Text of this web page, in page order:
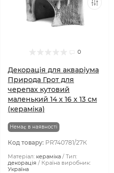
0
Декорація для акваріума
Природа Грот для
черепах кутовий
маленький 14 x 16 x 13 см
(кераміка)
Немає в наявності
Код товару: PR740781/27К
Матеріал: кераміка
Тип:
декорація
Країна виробник:
Україна